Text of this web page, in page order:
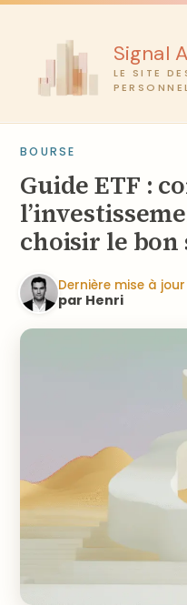
Aller
Signal
LE SITE
BOURSE
Guide ETF :
choisir le
Dernière mise à
par Henri